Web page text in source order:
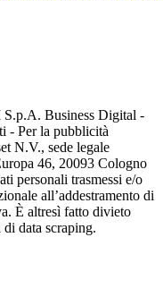
S.p.A. Business Digital -
- Per la pubblicità
N.V., sede legale
46, 20093 Cologno
personali trasmessi e/o
all’addestramento di
È altresì fatto divieto
data scraping.